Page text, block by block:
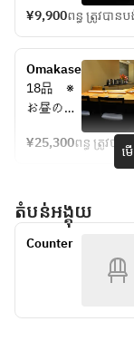
(くりや川
二番手)
鮨　日進
月歩の店
長がにぎ
ご期待く
¥9,900ពន្ធ ត្រូវបាន
Omakase
18品　※
お昼のコ
(くりや川
月歩の店
長がにぎ
ります。
¥25,300ពន្ធ ត្រូវបាន
ម
តំបន់អង្គុយ
Counter